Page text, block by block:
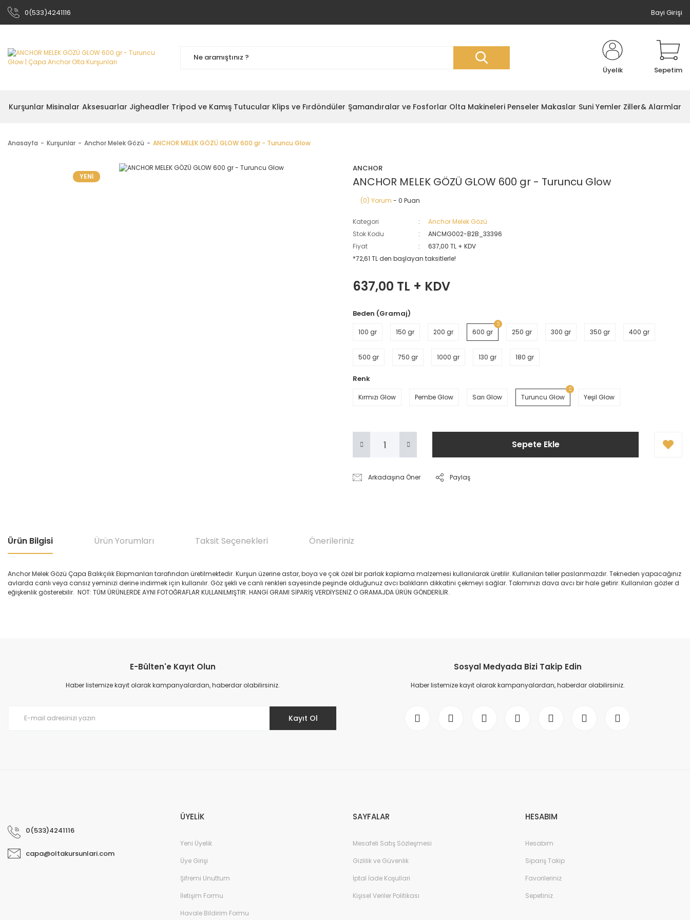
0(533)4241116 Bayi Girişi
Üyelik Sepetim
Kurşunlar Misinalar Aksesuarlar Jigheadler Tripod ve Kamış Tutucular Klips ve Fırdöndüler Şamandıralar ve Fosforlar Olta Makineleri Penseler Makaslar Suni Yemler Ziller& Alarmlar
Anasayfa Kurşunlar Anchor Melek Gözü ANCHOR MELEK GÖZÜ GLOW 600 gr - Turuncu Glow
YENİ
ANCHOR
ANCHOR MELEK GÖZÜ GLOW 600 gr - Turuncu Glow
(0) Yorum - 0 Puan
Kategori
Anchor Melek Gözü
Stok Kodu
ANCMG002-B2B_33396
Fiyat
637,00 TL + KDV
*72,61 TL den başlayan taksitlerle!
637,00 TL + KDV
Beden (Gramaj)
100 gr 150 gr 200 gr 600 gr 250 gr 300 gr 350 gr 400 gr
500 gr 750 gr 1000 gr 130 gr 180 gr
Renk
Kırmızı Glow Pembe Glow Sarı Glow Turuncu Glow Yeşil Glow
Sepete Ekle
Arkadaşına Öner Paylaş
Ürün Bilgisi Ürün Yorumları Taksit Seçenekleri Önerileriniz
Anchor Melek Gözü Çapa Balıkçılık Ekipmanları tarafından üretilmektedir. Kurşun üzerine astar, boya ve çok özel bir parlak kaplama malzemesi kullanılarak üretilir. Kullanılan teller paslanmazdır. Tekneden yapacağınız
avlarda canlı veya cansız yeminizi derine indirmek için kullanılır. Göz şekli ve canlı renkleri sayesinde peşinde olduğunuz avcı balıkların dikkatini çekmeyi sağlar. Takımınızı dava avcı bir hale getirir. Kullanılan gözler d
eğişkenlik gösterebilir. NOT: TÜM ÜRÜNLERDE AYNI FOTOĞRAFLAR KULLANILMIŞTIR. HANGİ GRAMI SİPARİŞ VERDİYSENİZ O GRAMAJDA ÜRÜN GÖNDERİLİR.
Ürün resmi kalitesiz, bozuk veya görüntülenemiyor.
Ürün açıklamasında eksik bilgiler bulunuyor.
E-Bülten'e Kayıt Olun
Haber listemize kayıt olarak kampanyalardan, haberdar olabilirsiniz.
Kayıt Ol
Sosyal Medyada Bizi Takip Edin
Haber listemize kayıt olarak kampanyalardan, haberdar olabilirsiniz.
0(533)4241116
capa@oltakursunlari.com
ÜYELİK
Yeni Üyelik
Üye Girişi
Şifremi Unuttum
İletişim Formu
Havale Bildirim Formu
SAYFALAR
Mesafeli Satış Sözleşmesi
Gizlilik ve Güvenlik
İptal İade Koşullari
Kişisel Veriler Politikası
HESABIM
Hesabım
Sipariş Takip
Favorileriniz
Sepetiniz